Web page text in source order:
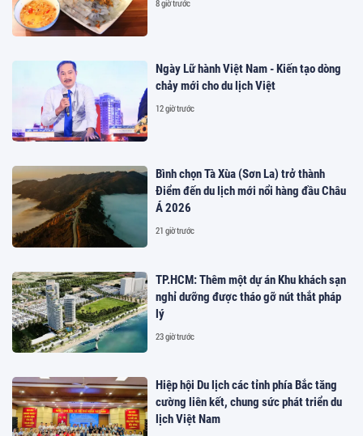
8 giờ trước
Ngày Lữ hành Việt Nam - Kiến tạo dòng
chảy mới cho du lịch Việt
12 giờ trước
Bình chọn Tà Xùa (Sơn La) trở thành
Điểm đến du lịch mới nổi hàng đầu Châu
Á 2026
21 giờ trước
TP.HCM: Thêm một dự án Khu khách sạn
nghỉ dưỡng được tháo gỡ nút thắt pháp
lý
23 giờ trước
Hiệp hội Du lịch các tỉnh phía Bắc tăng
cường liên kết, chung sức phát triển du
lịch Việt Nam